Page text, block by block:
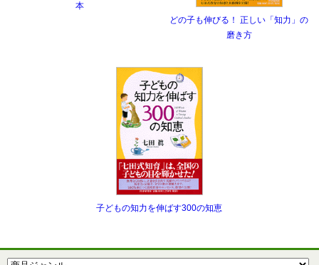
本
どの子も伸びる！ 正しい「知力」の
磨き方
子どもの知力を伸ばす300の知恵